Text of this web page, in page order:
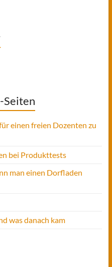
Seiten
einen freien Dozenten zu
bei Produkttests
man einen Dorfladen
was danach kam